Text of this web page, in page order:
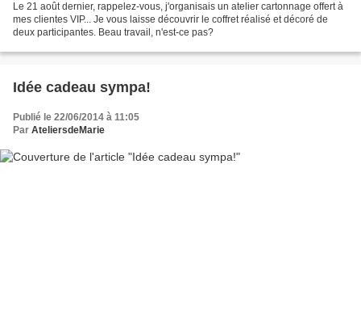
Le 21 août dernier, rappelez-vous, j'organisais un atelier cartonnage offert à
mes clientes VIP... Je vous laisse découvrir le coffret réalisé et décoré de
deux participantes. Beau travail, n'est-ce pas?
Idée cadeau sympa!
Publié le 22/06/2014 à 11:05
Par AteliersdeMarie